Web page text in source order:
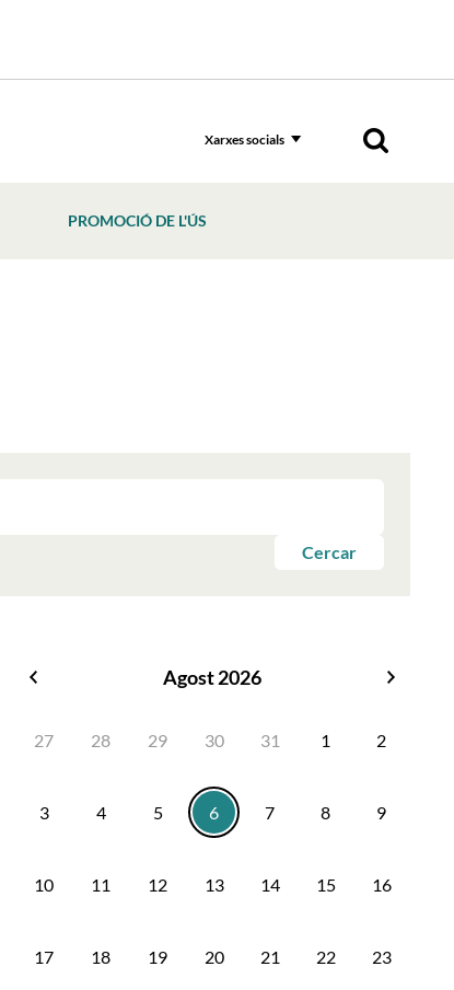
Xarxes socials
PROMOCIÓ DE L'ÚS
Cercar
Agost 2026
27 28 29 30 31 1 2
3 4 5 6 7 8 9
10 11 12 13 14 15 16
17 18 19 20 21 22 23